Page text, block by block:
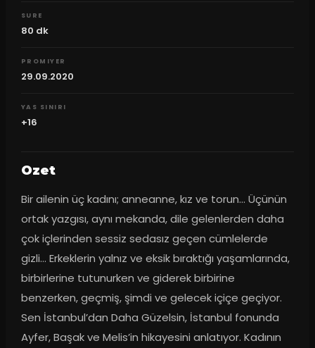
SURE
80 dk
PROMIYER
29.09.2020
YAS SINIRI
+16
Ozet
Bir ailenin üç kadını; anneanne, kız ve torun… Üçünün
ortak yazgısı, aynı mekanda, dile gelenlerden daha
çok içlerinden sessiz sedasız geçen cümlelerde
gizli… Erkeklerin yalnız ve eksik bıraktığı yaşamlarında,
birbirlerine tutunurken ve giderek birbirine
benzerken, geçmiş, şimdi ve gelecek içiçe geçiyor.
Sen İstanbul’dan Daha Güzelsin, İstanbul fonunda
Ayfer, Başak ve Melis’in hikayesini anlatıyor. Kadının